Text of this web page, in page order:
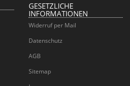
GESETZLICHE
INFORMATIONEN
Widerruf per Mail
Datenschutz
AGB
Sitemap